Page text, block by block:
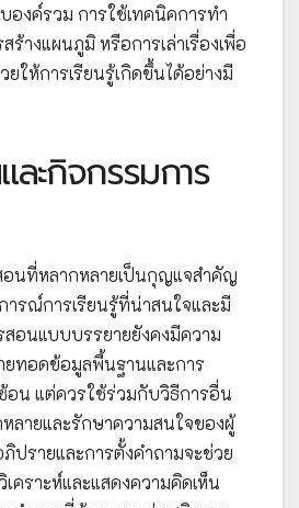
องค์รวม การใช้เทคนิคการทำ
ร้างแผนภูมิ หรือการเล่าเรื่องเพื่อ
ยให้การเรียนรู้เกิดขึ้นได้อย่างมี
ละกิจกรรมการ
อนที่หลากหลายเป็นกุญแจสำคัญ
ารณ์การเรียนรู้ที่น่าสนใจและมี
อนแบบบรรยายยังคงมีความ
ยทอดข้อมูลพื้นฐานและการ
น แต่ควรใช้ร่วมกับวิธีการอื่น
ลายและรักษาความสนใจของผู้
ปรายและการตั้งคำถามจะช่วย
คราะห์และแสดงความคิดเห็น